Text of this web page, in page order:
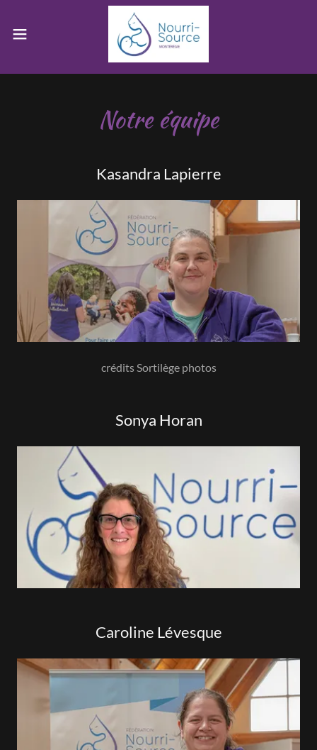
Notre équipe
Kasandra Lapierre
crédits Sortilège photos
Sonya Horan
Caroline Lévesque